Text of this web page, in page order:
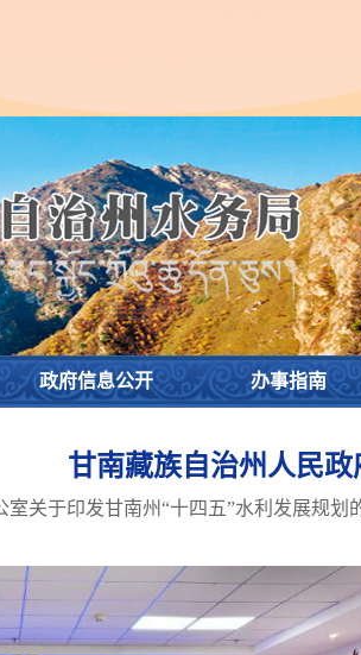
政府信息公开 办事指南
甘南藏族自治州人民
公室关于印发甘南州“十四五”水